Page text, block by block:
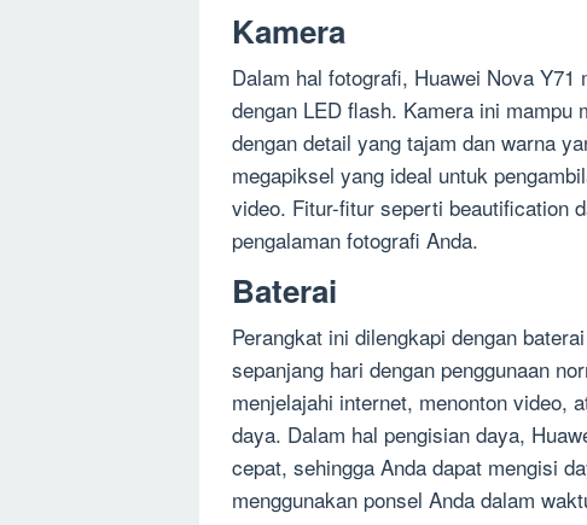
Kamera
Dalam hal fotografi, Huawei Nova
dengan LED flash. Kamera ini
dengan detail yang tajam dan warna
megapiksel yang ideal untuk
video. Fitur-fitur seperti beautification
pengalaman fotografi Anda.
Baterai
Perangkat ini dilengkapi dengan
sepanjang hari dengan penggunaan
menjelajahi internet, menonton video,
daya. Dalam hal pengisian daya,
cepat, sehingga Anda dapat mengisi
menggunakan ponsel Anda dalam